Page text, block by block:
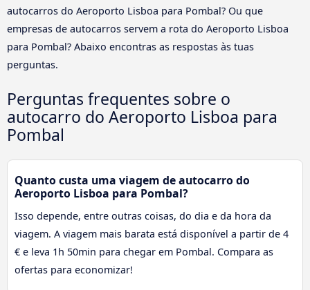
autocarros do Aeroporto Lisboa para Pombal? Ou que
empresas de autocarros servem a rota do Aeroporto Lisboa
para Pombal? Abaixo encontras as respostas às tuas
perguntas.
Perguntas frequentes sobre o
autocarro do Aeroporto Lisboa para
Pombal
Quanto custa uma viagem de autocarro do
Aeroporto Lisboa para Pombal?
Isso depende, entre outras coisas, do dia e da hora da
viagem. A viagem mais barata está disponível a partir de 4
€ e leva 1h 50min para chegar em Pombal. Compara as
ofertas para economizar!